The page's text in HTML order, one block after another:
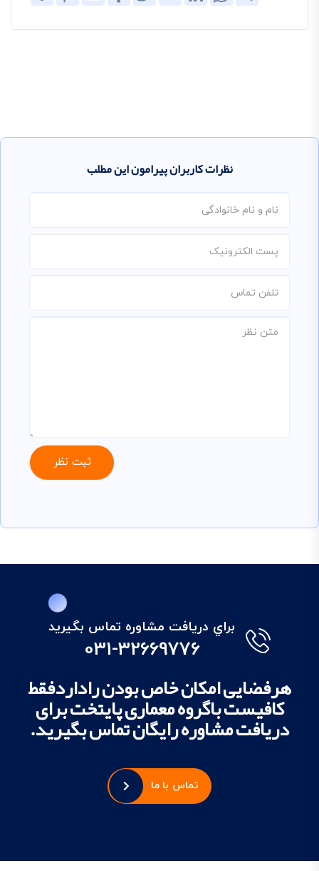
نظرات کاربران پیرامون این مطلب
براي دريافت مشاوره تماس بگيريد
031-32669776
هرفضایی امکان خاص بودن راداردفقط
کافیست باگروه معماری پایتخت برای
دریافت مشاوره رایگان تماس بگیرید.
تماس با ما